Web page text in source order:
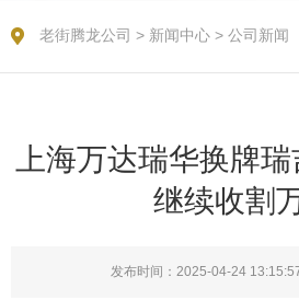
老街腾龙公司 > 新闻中心 > 公司新闻
上海万达瑞华换牌
继续收割
发布时间：2025-04-24